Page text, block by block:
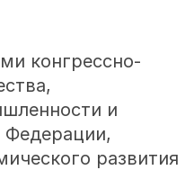
конгрессно-
и
Федерации,
развития